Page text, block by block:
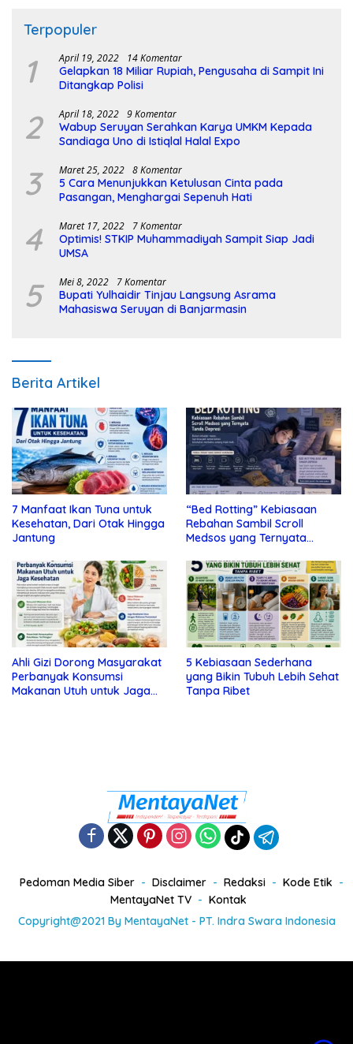
Terpopuler
1 April 19, 2022 14 Komentar
Gelapkan 18 Miliar Rupiah, Pengusaha di Sampit Ini
Ditangkap Polisi
2 April 18, 2022 9 Komentar
Wabup Seruyan Serahkan Karya UMKM Kepada
Sandiaga Uno di Istiqlal Halal Expo
3 Maret 25, 2022 8 Komentar
5 Cara Menunjukkan Ketulusan Cinta pada
Pasangan, Menghargai Sepenuh Hati
4 Maret 17, 2022 7 Komentar
Optimis! STKIP Muhammadiyah Sampit Siap Jadi
UMSA
5 Mei 8, 2022 7 Komentar
Bupati Yulhaidir Tinjau Langsung Asrama
Mahasiswa Seruyan di Banjarmasin
Berita Artikel
7 Manfaat Ikan Tuna untuk
Kesehatan, Dari Otak Hingga
Jantung
“Bed Rotting” Kebiasaan
Rebahan Sambil Scroll
Medsos yang Ternyata
Ahli Gizi Dorong Masyarakat
Perbanyak Konsumsi
Makanan Utuh untuk Jaga
5 Kebiasaan Sederhana
yang Bikin Tubuh Lebih Sehat
Tanpa Ribet
Pedoman Media Siber Disclaimer Redaksi
Kode Etik
MentayaNet TV
Kontak
Copyright@2021 By MentayaNet - PT. Indra Swara Indonesia